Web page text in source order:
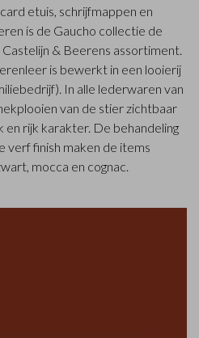
etuis, schrijfmappen en
is de Gaucho collectie de
& Beerens assortiment.
is bewerkt in een looierij
In alle lederwaren van
van de stier zichtbaar
rijk karakter. De behandeling
verf finish maken de items
mocca en cognac.